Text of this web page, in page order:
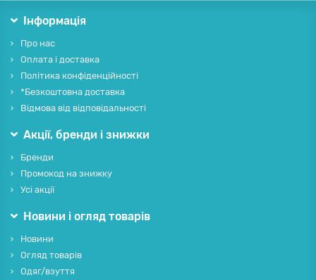
Інформація
Про нас
Оплата і доставка
Політика конфіденційності
*Безкоштовна доставка
Відмова від відповідальності
Акції, бренди і знижки
Бренди
Промокод на знижку
Усі акції
Новини і огляд товарів
Новини
Огляд товарів
Одяг/взуття